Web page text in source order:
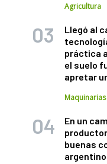
Agricultura
Llegó al
práctica
el suelo
apretar
En un
buenas